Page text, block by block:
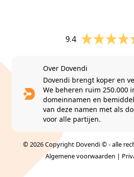
9.4
Over Dovendi
Dovendi brengt koper en
We beheren ruim 250.000
domeinnamen en
van deze namen met als
voor alle partijen.
© 2026 Copyright Dovendi © - alle
Algemene voorwaarden |